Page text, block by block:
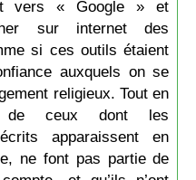
vers « Google » et
sur internet des
si ces outils étaient
auxquels on se
religieux. Tout en
de ceux dont les
apparaissent en
ne font pas partie de